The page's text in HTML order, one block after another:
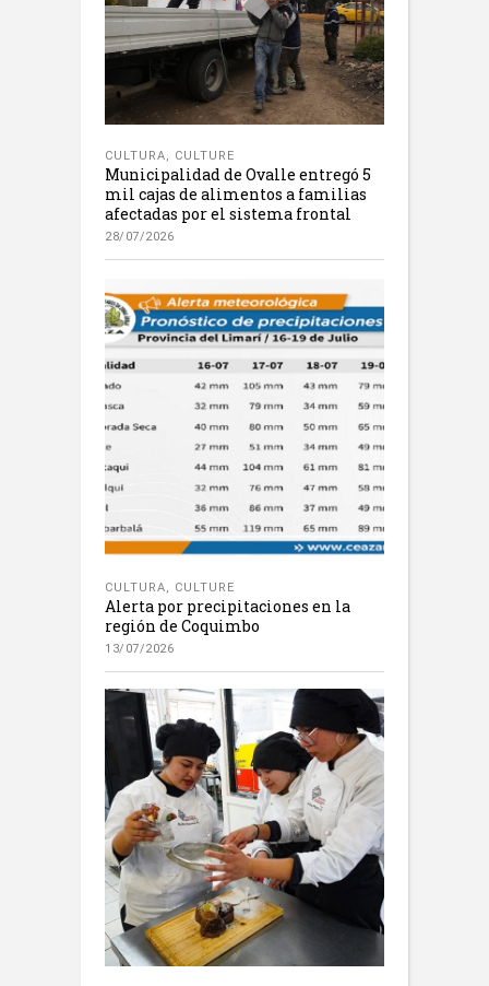
CULTURA, CULTURE
Municipalidad de Ovalle entregó 5
mil cajas de alimentos a familias
afectadas por el sistema frontal
28/07/2026
CULTURA, CULTURE
Alerta por precipitaciones en la
región de Coquimbo
13/07/2026